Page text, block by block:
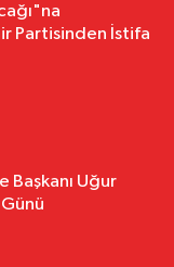
Partisinden İstifa
Başkanı Uğur
Günü